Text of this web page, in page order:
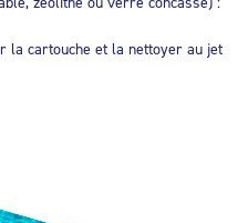
la cartouche et la nettoyer au jet